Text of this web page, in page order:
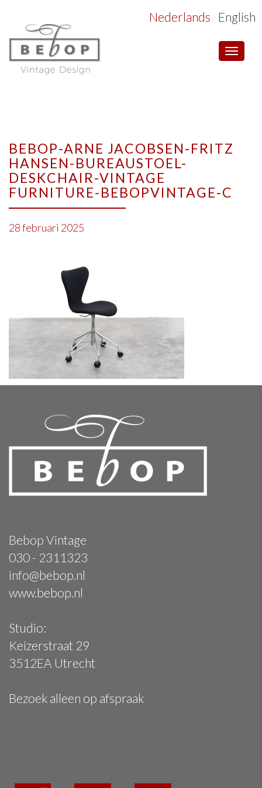
Toggle
Nederlands English
BEBOP-ARNE JACOBSEN-FRITZ
HANSEN-BUREAUSTOEL-
DESKCHAIR-VINTAGE
FURNITURE-BEBOPVINTAGE-C
28 februari 2025
Bebop Vintage
030 - 2311323
info@bebop.nl
www.bebop.nl
Studio:
Keizerstraat 29
3512EA Utrecht
Bezoek alleen op afspraak